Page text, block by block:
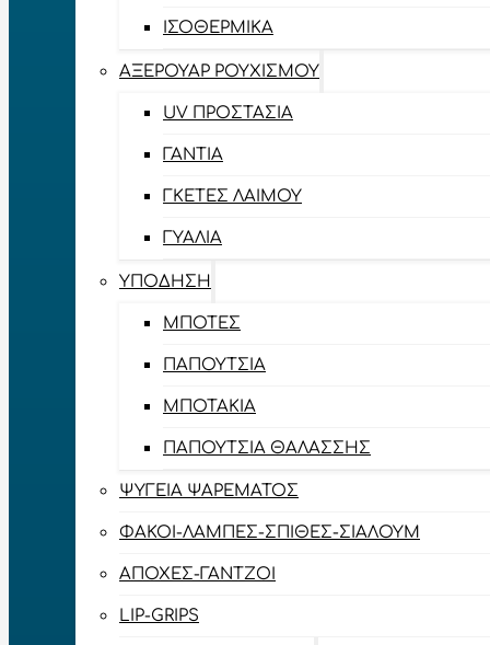
ΙΣΟΘΕΡΜΙΚΆ
ΑΞΕΡΟΥΆΡ ΡΟΥΧΙΣΜΟΎ
UV ΠΡΟΣΤΑΣΊΑ
ΓΆΝΤΙΑ
ΓΚΈΤΕΣ ΛΑΊΜΟΥ
ΓΥΑΛΙΆ
ΥΠΌΔΗΣΗ
ΜΠΌΤΕΣ
ΠΑΠΟΎΤΣΙΑ
ΜΠΟΤΆΚΙΑ
ΠΑΠΟΎΤΣΙΑ ΘΑΛΆΣΣΗΣ
ΨΥΓΕΊΑ ΨΑΡΈΜΑΤΟΣ
ΦΑΚΟΊ-ΛΆΜΠΕΣ-ΣΠΊΘΕΣ-ΣΊΑΛΟΥΜ
ΑΠΌΧΕΣ-ΓΆΝΤΖΟΙ
LIP-GRIPS